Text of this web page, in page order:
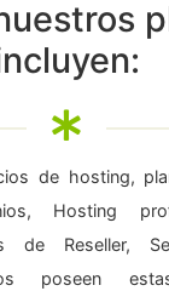
de hosting,
Hosting
de Reseller,
poseen